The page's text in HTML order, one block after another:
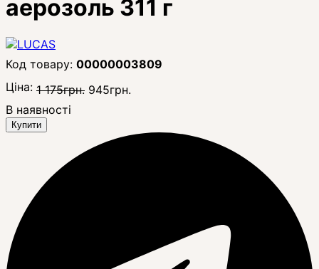
аерозоль 311 г
00000003809
Ціна: 1 175грн. 945грн.
В наявності
Купити